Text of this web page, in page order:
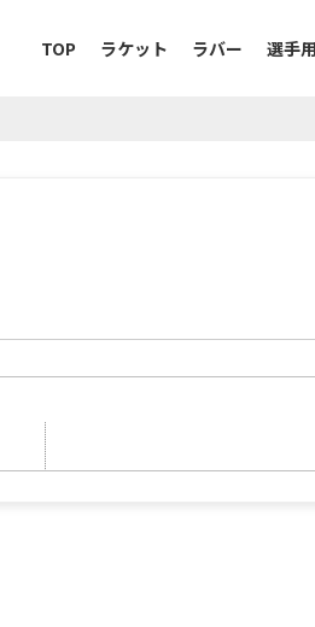
TOP ラケット ラバー 選手